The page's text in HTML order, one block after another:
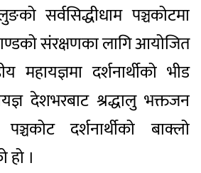
सर्वसिद्धीधाम पञ्चकोटमा
संरक्षणका लागि आयोजित
महायज्ञमा दर्शनार्थीको भीड
देशभरबाट श्रद्धालु भक्तजन
दर्शनार्थीको बाक्लो
हो ।